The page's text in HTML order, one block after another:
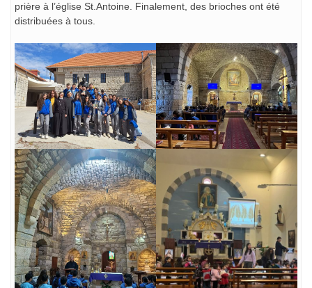
prière à l’église St.Antoine. Finalement, des brioches ont été
distribuées à tous.